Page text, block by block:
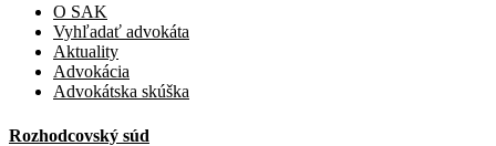
O SAK
Vyhľadať advokáta
Aktuality
Advokácia
Advokátska skúška
Rozhodcovský súd